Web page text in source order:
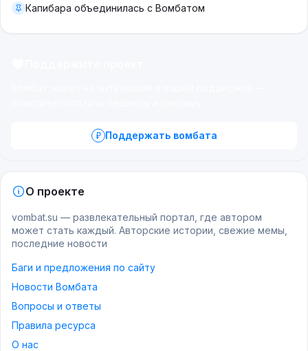
Капибара объединилась с Вомбатом
Поддержать вомбата
О проекте
vombat.su — развлекательный портал, где автором
может стать каждый. Авторские истории, свежие мемы,
последние новости
Баги и предложения по сайту
Новости Вомбата
Вопросы и ответы
Правила ресурса
О нас